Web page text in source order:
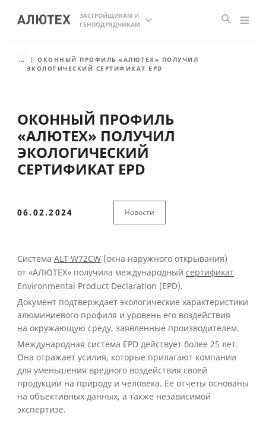
ЗАСТРОЙЩИКАМ И
ГЕНПОДРЯДЧИКАМ
...
ОКОННЫЙ ПРОФИЛЬ «АЛЮТЕХ» ПОЛУЧИЛ
ЭКОЛОГИЧЕСКИЙ СЕРТИФИКАТ EPD
ОКОННЫЙ ПРОФИЛЬ
«АЛЮТЕХ» ПОЛУЧИЛ
ЭКОЛОГИЧЕСКИЙ
СЕРТИФИКАТ EPD
06.02.2024 Новости
Система ALT W72CW (окна наружного открывания)
от «АЛЮТЕХ» получила международный сертификат
Environmental Product Declaration (EPD).
Документ подтверждает экологические характеристики
алюминиевого профиля и уровень его воздействия
на окружающую среду, заявленные производителем.
Международная система EPD действует более 25 лет.
Она отражает усилия, которые прилагают компании
для уменьшения вредного воздействия своей
продукции на природу и человека. Ее отчеты основаны
на объективных данных, а также независимой
экспертизе.